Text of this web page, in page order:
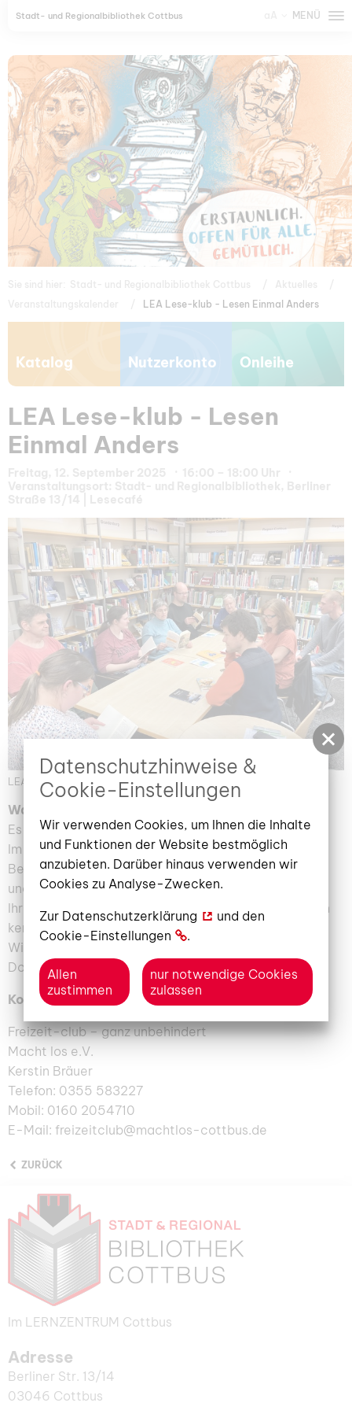
Stadt- und Regionalbibliothek Cottbus MENÜ
LEA Lese-klub - Lesen Einmal Anders
Katalog Nutzerkonto Onleihe
LEA Lese-klub - Lesen
Einmal Anders
LEA Leseklub c Freizeitclub ganz unbehindert (Bild: 1/2)
Was ist das Besondere am LEA Lese-klub?
Es ist egal, wie gut ihr lesen könnt.
Im LEA Lese-klub darf jeder mitmachen!
Bei uns steht der Spaß am Lesen an erster Stelle
und nicht das Lesen lernen.
Ihr lernt Menschen mit und ohne Lern·schwierigkeiten
kennen.
Wir lesen im Lese-café der Bibliothek.
Dort können uns alle sehen und hören.
Kontakt:
Freizeit-club – ganz unbehindert
Macht los e.V.
Kerstin Bräuer
Telefon: 0355 583227
Mobil: 0160 2054710
E-Mail: freizeitclub@machtlos-cottbus.de
ZURÜCK
Im LERNZENTRUM Cottbus
Adresse
Berliner Str. 13/14
03046 Cottbus
Datenschutzhinweise &
Cookie-Einstellungen
Wir verwenden Cookies, um Ihnen die Inhalte
und Funktionen der Website bestmöglich
anzubieten. Darüber hinaus verwenden wir
Cookies zu Analyse-Zwecken.
Zur Datenschutzerklärung
und den
Cookie-Einstellungen
.
Allen
zustimmen
nur notwendige Cookies
zulassen